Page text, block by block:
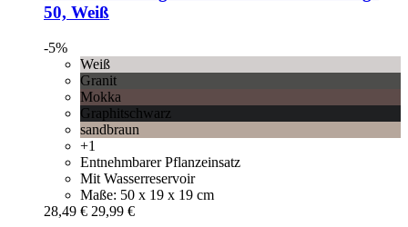
50, Weiß
-5%
Weiß
Granit
Mokka
Graphitschwarz
sandbraun
+1
Entnehmbarer Pflanzeinsatz
Mit Wasserreservoir
Maße: 50 x 19 x 19 cm
28,49 € 29,99 €